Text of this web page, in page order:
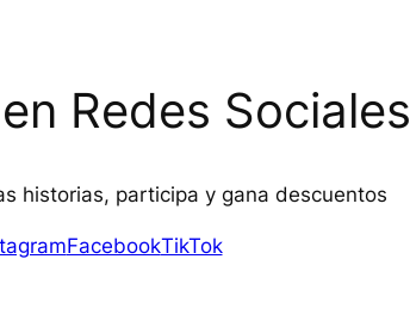
Redes Sociales
historias, participa y gana descuentos
FacebookTikTok